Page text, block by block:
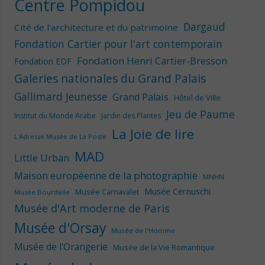
Centre Pompidou
Cité de l'architecture et du patrimoine Dargaud
Fondation Cartier pour l'art contemporain
Fondation EDF Fondation Henri Cartier-Bresson
Galeries nationales du Grand Palais
Gallimard Jeunesse Grand Palais Hôtel de Ville
Institut du Monde Arabe Jardin des Plantes Jeu de Paume
L'Adresse Musée de La Poste La Joie de lire
Little Urban MAD
Maison européenne de la photographie
MNHN
Musée Bourdelle
Musée Carnavalet Musée Cernuschi
Musée d'Art moderne de Paris
Musée d'Orsay Musée de l'Homme
Musée de l'Orangerie Musée de la Vie Romantique